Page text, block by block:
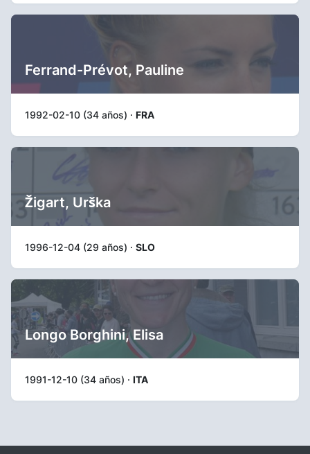
Ferrand-Prévot, Pauline
1992-02-10 (34 años) · FRA
Žigart, Urška
1996-12-04 (29 años) · SLO
Longo Borghini, Elisa
1991-12-10 (34 años) · ITA